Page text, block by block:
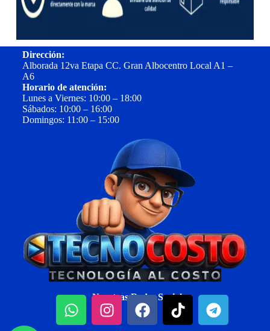
Dirección:
Alborada 12va Etapa CC. Gran Albocentro Local A1 –
A6
Horario de atención:
Lunes a Viernes: 10:00 – 18:00
Sábados: 10:00 – 16:00
Domingos: 11:00 – 15:00
Nuestras Redes Sociales: